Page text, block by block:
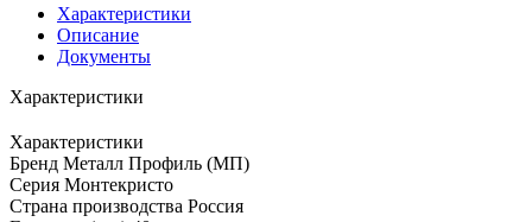
Характеристики
Описание
Документы
Характеристики
Характеристики
Бренд Металл Профиль (МП)
Серия Монтекристо
Страна производства Россия